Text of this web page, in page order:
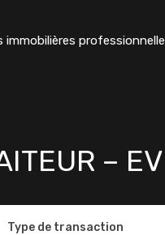
immobilières
–
Type de transaction